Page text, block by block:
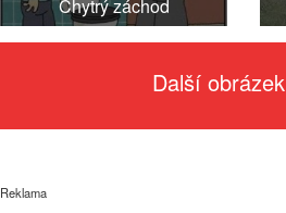
Chytrý záchod
Další obrázek
Reklama